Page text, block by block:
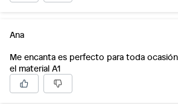
Ana
Me encanta es perfecto para toda
el material A1